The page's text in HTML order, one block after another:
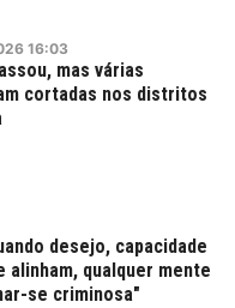
16:03
mas várias
cortadas nos distritos
desejo, capacidade
alinham, qualquer mente
se criminosa"